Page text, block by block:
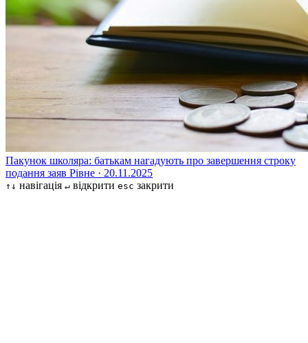
Пакунок школяра: батькам нагадують про завершення строку
подання заяв Рівне · 20.11.2025
↑↓ навігація ↵ відкрити esc закрити